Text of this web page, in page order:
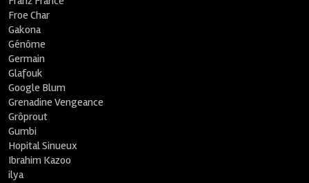
Froe Char
Gakona
Génôme
Germain
Glafouk
Google Blum
Grenadine Vengeance
Grôprout
Gumbi
Hopital Sinueux
Ibrahim Kazoo
ilya